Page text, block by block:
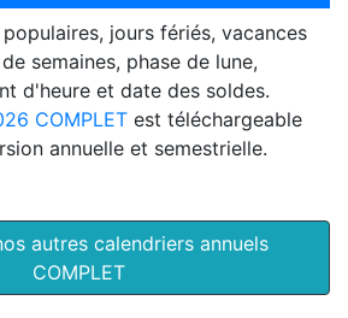
jours fériés, vacances
semaines, phase de lune,
d'heure et date des soldes.
COMPLET est téléchargeable
annuelle et semestrielle.
autres calendriers annuels
COMPLET